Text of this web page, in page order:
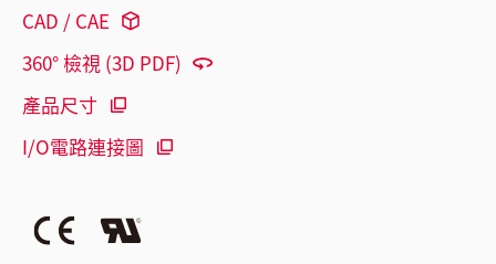
CAD / CAE
360° 檢視 (3D PDF)
產品尺寸
I/O電路連接圖